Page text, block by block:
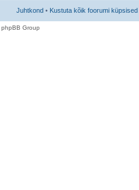
Juhtkond • Kustuta kõik foorumi küpsised
pBB Group